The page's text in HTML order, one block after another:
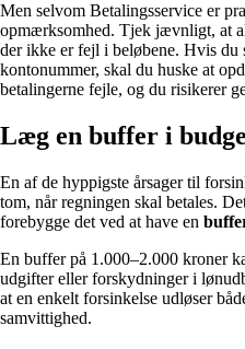
Men selvom Betalingsservice er
opmærksomhed. Tjek jævnligt, at
der ikke er fejl i beløbene. Hvis
kontonummer, skal du huske at
betalingerne fejle, og du risikerer
Læg en buffer i
En af de hyppigste årsager til
tom, når regningen skal betales.
forebygge det ved at have en
En buffer på 1.000–2.000 kroner
udgifter eller forskydninger i
at en enkelt forsinkelse udløser
samvittighed.